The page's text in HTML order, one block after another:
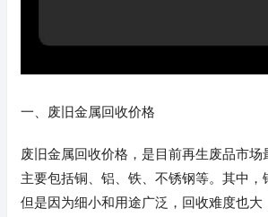
一、废旧金属回收价格
废旧金属回收价格，是目前再生废品市场
主要包括铜、铝、铁、不锈钢等。其中，
但是因为细小和用途广泛，回收难度也大